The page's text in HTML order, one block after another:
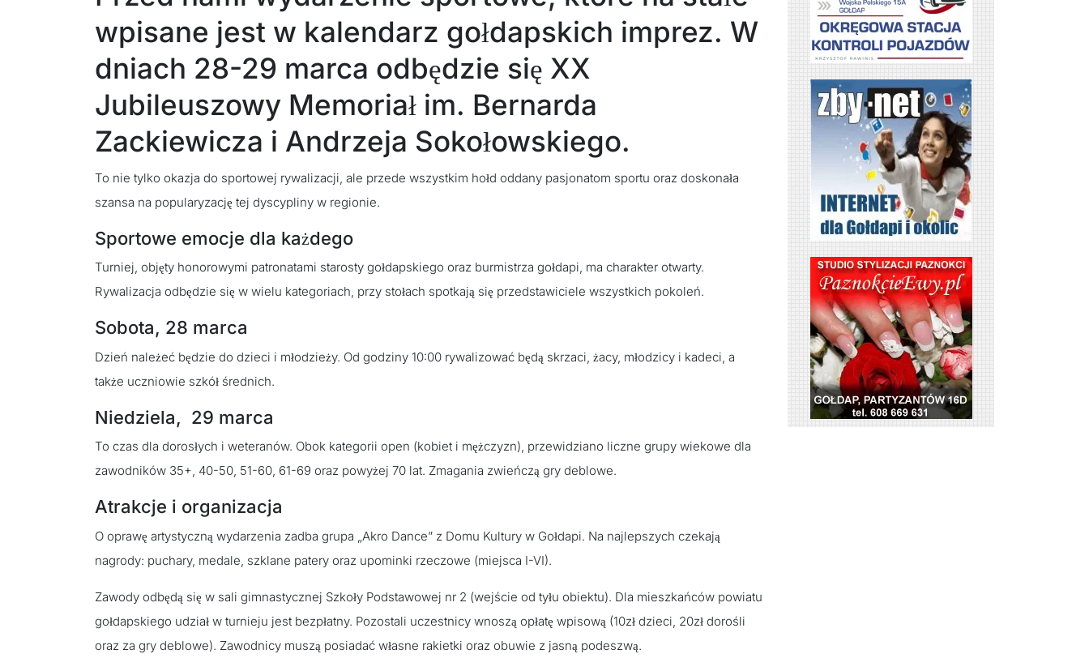
wpisane jest w kalendarz gołdapskich imprez. W
dniach 28-29 marca odbędzie się XX
Jubileuszowy Memoriał im. Bernarda
Zackiewicza i Andrzeja Sokołowskiego.
To nie tylko okazja do sportowej rywalizacji, ale przede wszystkim hołd oddany pasjonatom sportu oraz doskonała
szansa na popularyzację tej dyscypliny w regionie.
Sportowe emocje dla każdego
Turniej, objęty honorowymi patronatami starosty gołdapskiego oraz burmistrza gołdapi, ma charakter otwarty.
Rywalizacja odbędzie się w wielu kategoriach, przy stołach spotkają się przedstawiciele wszystkich pokoleń.
Sobota, 28 marca
Dzień należeć będzie do dzieci i młodzieży. Od godziny 10:00 rywalizować będą skrzaci, żacy, młodzicy i kadeci, a
także uczniowie szkół średnich.
Niedziela, 29 marca
To czas dla dorosłych i weteranów. Obok kategorii open (kobiet i mężczyzn), przewidziano liczne grupy wiekowe dla
zawodników 35+, 40-50, 51-60, 61-69 oraz powyżej 70 lat. Zmagania zwieńczą gry deblowe.
Atrakcje i organizacja
O oprawę artystyczną wydarzenia zadba grupa „Akro Dance” z Domu Kultury w Gołdapi. Na najlepszych czekają
nagrody: puchary, medale, szklane patery oraz upominki rzeczowe (miejsca I-VI).
Zawody odbędą się w sali gimnastycznej Szkoły Podstawowej nr 2 (wejście od tyłu obiektu). Dla mieszkańców powiatu
gołdapskiego udział w turnieju jest bezpłatny. Pozostali uczestnicy wnoszą opłatę wpisową (10zł dzieci, 20zł dorośli
oraz za gry deblowe). Zawodnicy muszą posiadać własne rakietki oraz obuwie z jasną podeszwą.